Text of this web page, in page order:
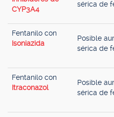
CYP3A4
sérica de
Fentanilo con
Isoniazida
Posible
sérica de
Fentanilo con
Itraconazol
Posible
sérica de